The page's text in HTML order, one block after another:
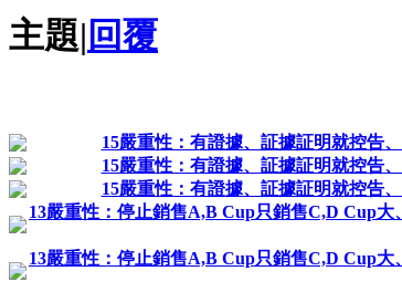
主題| 回覆
15嚴重性：有證據、証據証明就控告
15嚴重性：有證據、証據証明就控告
15嚴重性：有證據、証據証明就控告
13嚴重性：停止銷售A,B Cup只銷售C,D Cup
13嚴重性：停止銷售A,B Cup只銷售C,D Cup